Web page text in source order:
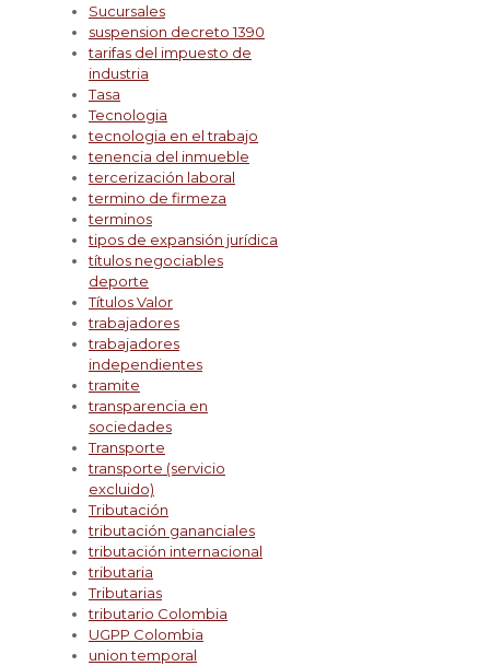
Sucursales
suspension decreto 1390
tarifas del impuesto de
industria
Tasa
Tecnologia
tecnologia en el trabajo
tenencia del inmueble
tercerización laboral
termino de firmeza
terminos
tipos de expansión jurídica
títulos negociables
deporte
Títulos Valor
trabajadores
trabajadores
independientes
tramite
transparencia en
sociedades
Transporte
transporte (servicio
excluido)
Tributación
tributación gananciales
tributación internacional
tributaria
Tributarias
tributario Colombia
UGPP Colombia
union temporal